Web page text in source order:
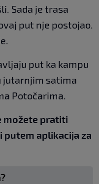
Sada je trasa
put nje postojao.
put ka kampu
jutarnjim satima
Potočarima.
možete pratiti
putem aplikacija za